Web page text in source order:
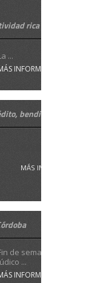
rica
...
INFORMACIÓN
benditas o malditas
MÁS INFORMACIÓN
de semana de turismo
...
INFORMACIÓN